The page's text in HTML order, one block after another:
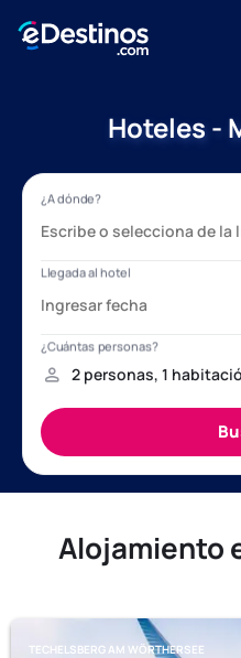
Hoteles -
Alojamiento
TECHELSBERG AM WÖRTHERSEE